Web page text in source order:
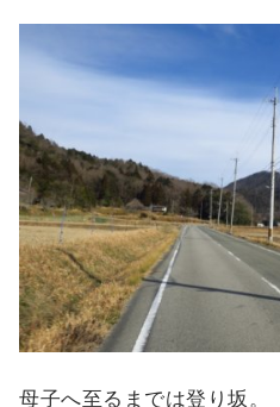
母子へ至るまでは登り坂。